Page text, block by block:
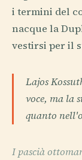
i termini del
nacque la
vestirsi per il
Lajos
voce, ma la
quanto
I pascià